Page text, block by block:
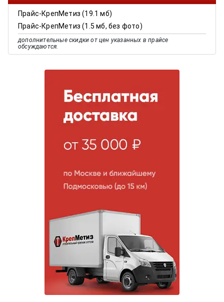
Прайс-КрепМетиз (19.1 мб)
Прайс-КрепМетиз (1.5 мб, без фото)
дополнительные скидки от цен указанных в прайсе
обсуждаются.